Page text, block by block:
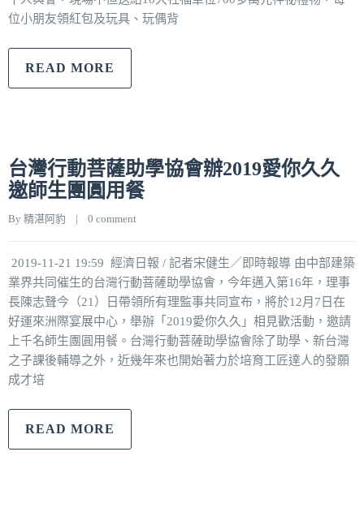
位小朋友領紅包及玩具、玩偶背
READ MORE
台灣行動菩薩助學協會辦2019愛你久久
邀師生團圓用餐
By 精湛阿豹 | 0 comment
2019-11-21 19:59 經濟日報 / 記者宋健生／即時報導 由中部建築
業界共同催生的台灣行動菩薩助學協會，今年邁入第16年，理事
長陳志聲今（21）日帶領所有理監事共同宣布，將於12月7日在
好運來洲際宴展中心，舉辦「2019愛你久久」相見歡活動，邀請
上千名師生團圓用餐。台灣行動菩薩助學協會除了助學、新台灣
之子課後輔導之外，近幾年來也開始著力於培育工匠達人的發願
成才培
READ MORE